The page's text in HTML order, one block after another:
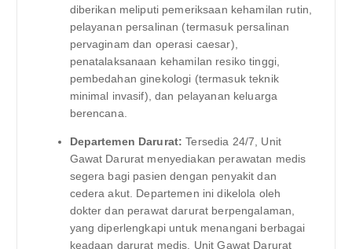
diberikan meliputi pemeriksaan kehamilan rutin,
pelayanan persalinan (termasuk persalinan
pervaginam dan operasi caesar),
penatalaksanaan kehamilan resiko tinggi,
pembedahan ginekologi (termasuk teknik
minimal invasif), dan pelayanan keluarga
berencana.
Departemen Darurat: Tersedia 24/7, Unit
Gawat Darurat menyediakan perawatan medis
segera bagi pasien dengan penyakit dan
cedera akut. Departemen ini dikelola oleh
dokter dan perawat darurat berpengalaman,
yang diperlengkapi untuk menangani berbagai
keadaan darurat medis. Unit Gawat Darurat